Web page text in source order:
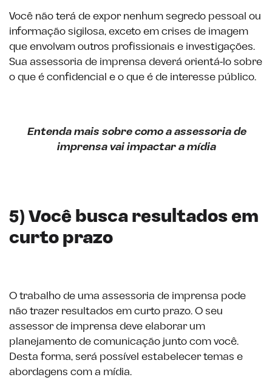
Você não terá de expor nenhum segredo pessoal ou
informação sigilosa, exceto em crises de imagem
que envolvam outros profissionais e investigações.
Sua assessoria de imprensa deverá orientá-lo sobre
o que é confidencial e o que é de interesse público.
Entenda mais sobre como a assessoria de
imprensa vai impactar a mídia
5) Você busca resultados em
curto prazo
O trabalho de uma assessoria de imprensa pode
não trazer resultados em curto prazo. O seu
assessor de imprensa deve elaborar um
planejamento de comunicação junto com você.
Desta forma, será possível estabelecer temas e
abordagens com a mídia.